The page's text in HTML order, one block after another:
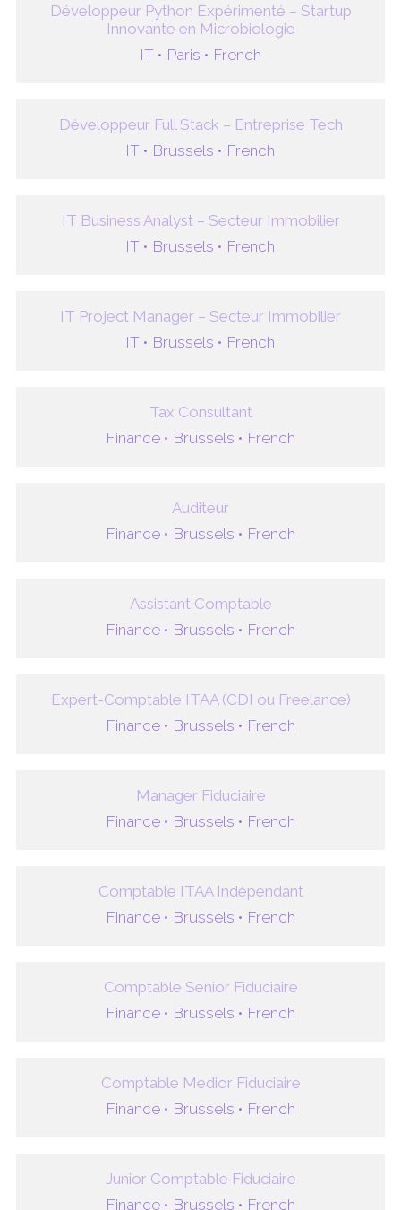
Développeur Python Expérimenté – Startup
Innovante en Microbiologie
IT • Paris • French
Développeur Full Stack – Entreprise Tech
IT • Brussels • French
IT Business Analyst – Secteur Immobilier
IT • Brussels • French
IT Project Manager – Secteur Immobilier
IT • Brussels • French
Tax Consultant
Finance • Brussels • French
Auditeur
Finance • Brussels • French
Assistant Comptable
Finance • Brussels • French
Expert-Comptable ITAA (CDI ou Freelance)
Finance • Brussels • French
Manager Fiduciaire
Finance • Brussels • French
Comptable ITAA Indépendant
Finance • Brussels • French
Comptable Senior Fiduciaire
Finance • Brussels • French
Comptable Medior Fiduciaire
Finance • Brussels • French
Junior Comptable Fiduciaire
Finance • Brussels • French